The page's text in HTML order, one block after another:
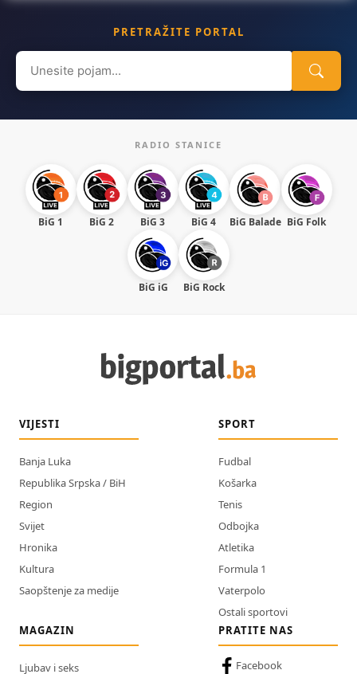
PRETRAŽITE PORTAL
Search
for:
RADIO STANICE
BiG 1 BiG 2 BiG 3 BiG 4 BiG Balade BiG Folk
BiG iG BiG Rock
VIJESTI
Banja Luka
Republika Srpska / BiH
Region
Svijet
Hronika
Kultura
Saopštenje za medije
SPORT
Fudbal
Košarka
Tenis
Odbojka
Atletika
Formula 1
Vaterpolo
Ostali sportovi
MAGAZIN
Ljubav i seks
PRATITE NAS
Facebook